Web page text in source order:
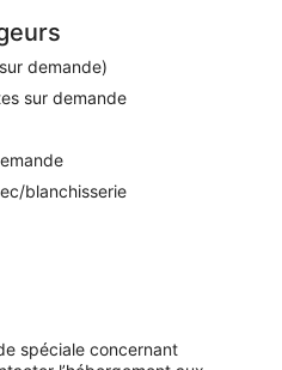
demande)
sur demande
blanchisserie
spéciale concernant